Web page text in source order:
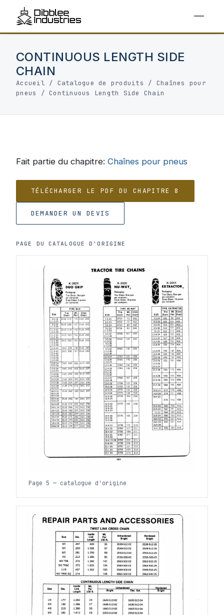
CONTINUOUS LENGTH SIDE
CHAIN
Accueil/ Catalogue de produits / Chaînes pour
pneus
/Continuous Length Side Chain
Fait partie du chapitre: Chaînes pour pneus
TÉLÉCHARGER LE PDF DU CHAPITRE 8
DEMANDER UN DEVIS
PAGE DU CATALOGUE D'ORIGINE
Page 5 — catalogue d'origine